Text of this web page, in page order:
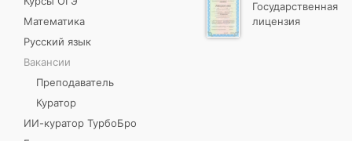
Математика
Русский язык
Вакансии
Преподаватель
Куратор
ИИ-куратор ТурбоБро
Государственная
лицензия